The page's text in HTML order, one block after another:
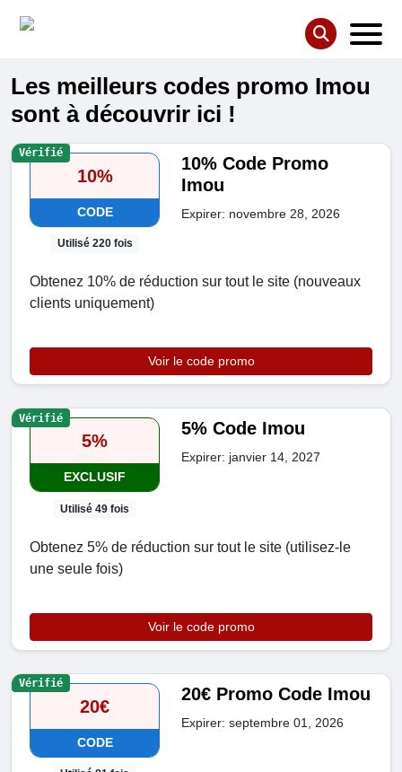
Les meilleurs codes promo Imou
sont à découvrir ici !
10%
CODE
Utilisé 220 fois
10% Code Promo
Imou
Expirer: novembre 28, 2026
Obtenez 10% de réduction sur tout le site (nouveaux
clients uniquement)
Voir le code promo
Vérifié
5%
EXCLUSIF
Utilisé 49 fois
5% Code Imou
Expirer: janvier 14, 2027
Obtenez 5% de réduction sur tout le site (utilisez-le
une seule fois)
Voir le code promo
Vérifié
20€
CODE
20€ Promo Code Imou
Expirer: septembre 01, 2026
Vérifié